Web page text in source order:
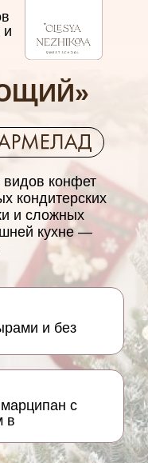
и без
с
в
видов конфет
кондитерских
и сложных
кухне —
и